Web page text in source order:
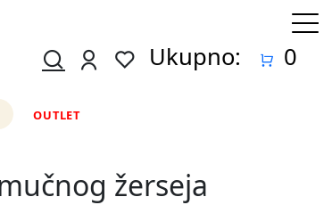
0
Ukupno:
OUTLET
žerseja